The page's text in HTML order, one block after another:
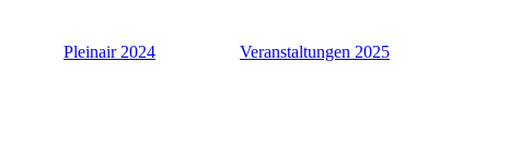
Pleinair 2024 Veranstaltungen 2025